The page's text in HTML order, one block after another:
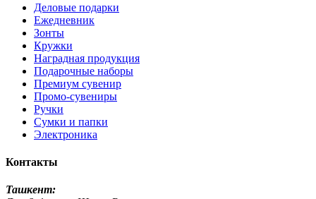
Деловые подарки
Ежедневник
Зонты
Кружки
Наградная продукция
Подарочные наборы
Премиум сувенир
Промо-сувениры
Ручки
Сумки и папки
Электроника
Контакты
Ташкент: